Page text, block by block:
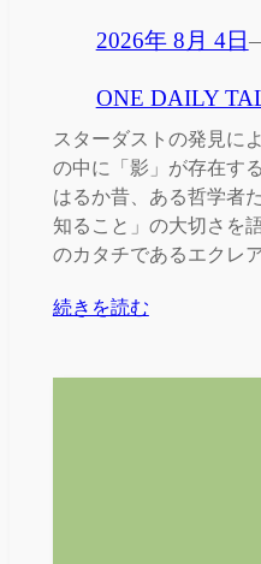
2026年 8月 4日
ONE DAILY
スターダストの発見に
の中に「影」が存在す
はるか昔、ある哲学者
知ること」の大切さを
のカタチであるエクレ
続きを読む